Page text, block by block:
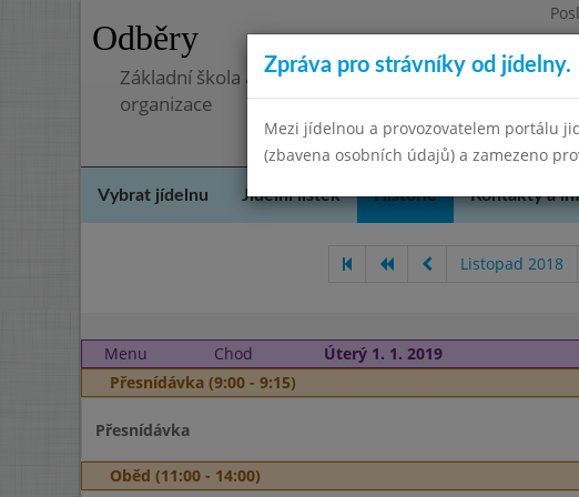
Odběry
Základní škola a mateřská škola, Pavlovice u
organizace
Vybrat jídelnu Jídelní lístek Historie Kontakty a
Listopad 2018
Menu
Chod
Úterý 1. 1. 2019
Přesnídávka (9:00 - 9:15)
Přesnídávka
Oběd (11:00 - 14:00)
Zpráva pro strávníky od jídelny.
Mezi jídelnou a provozovatelem portálu
(zbavena osobních údajů) a zamezeno